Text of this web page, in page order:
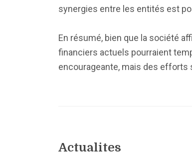
synergies entre les entités est
En résumé, bien que la société
financiers actuels pourraient
encourageante, mais des efforts
Actualites